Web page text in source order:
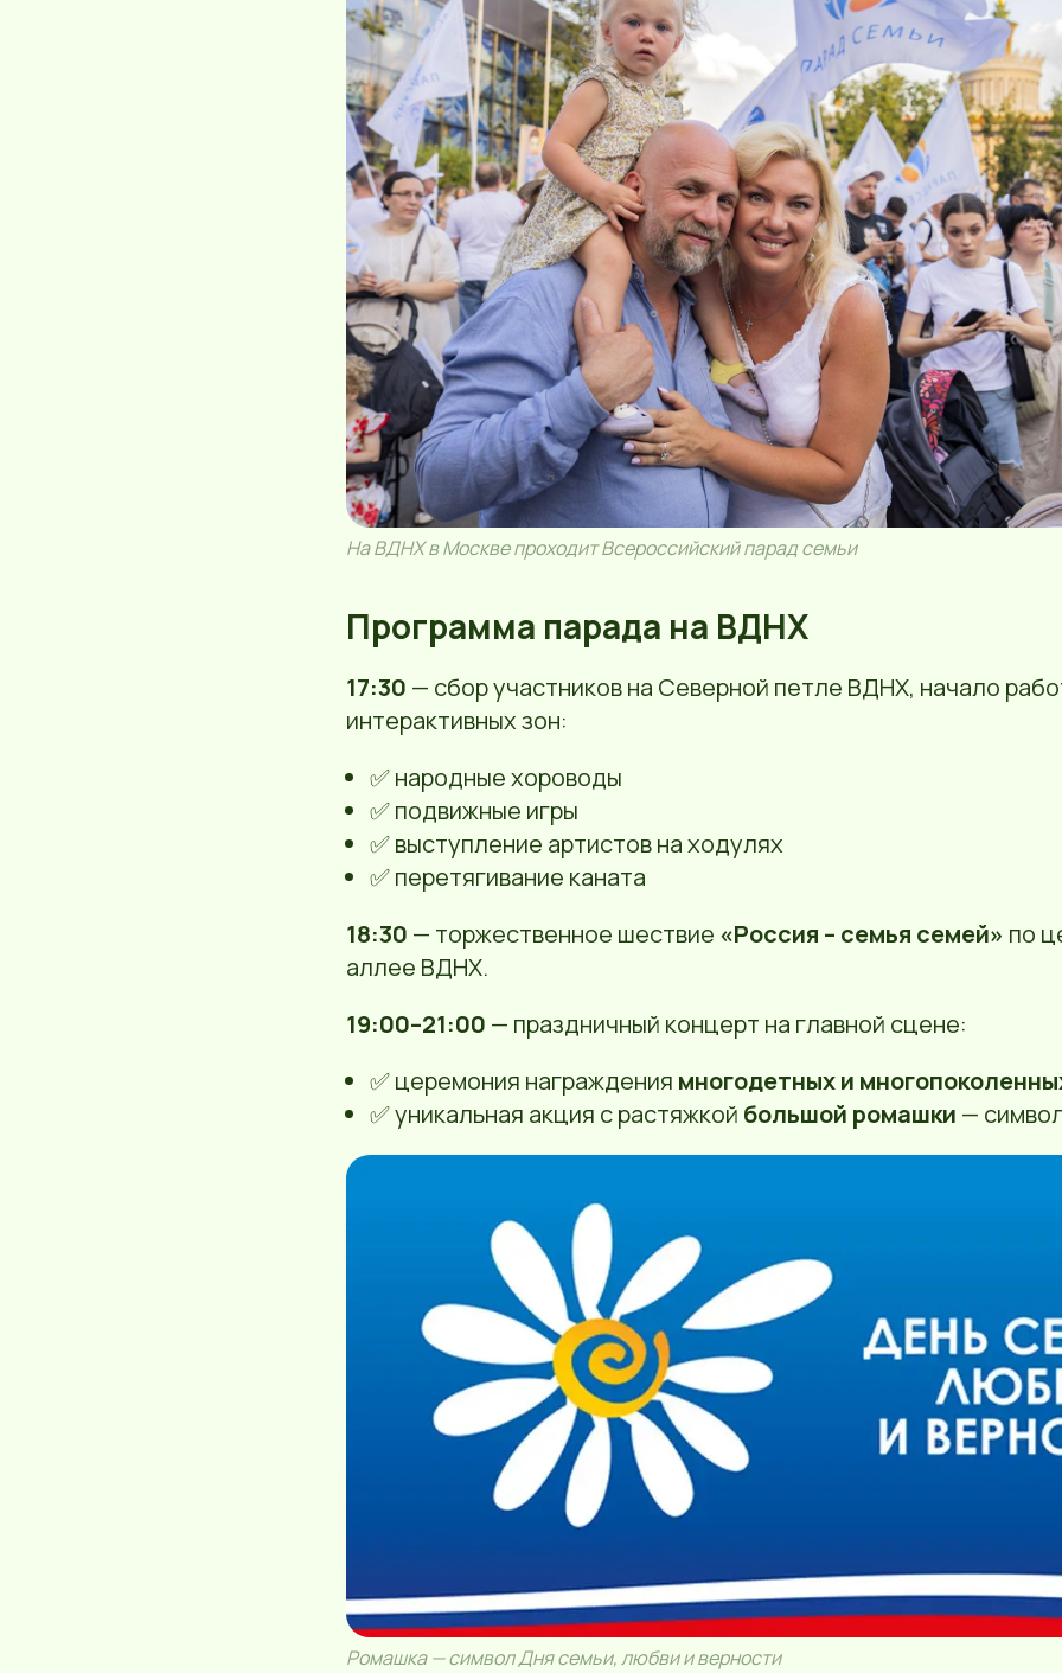
На ВДНХ в Москве проходит Всероссийский парад семьи
Программа парада на ВДНХ
17:30 — сбор участников на Северной петле ВДНХ, начало
интерактивных зон:
✅ народные хороводы
✅ подвижные игры
✅ выступление артистов на ходулях
✅ перетягивание каната
18:30 — торжественное шествие «Россия – семья семей» по
аллее ВДНХ.
19:00–21:00 — праздничный концерт на главной сцене:
✅ церемония награждения многодетных и
✅ уникальная акция с растяжкой большой ромашки —
Ромашка — символ Дня семьи, любви и верности